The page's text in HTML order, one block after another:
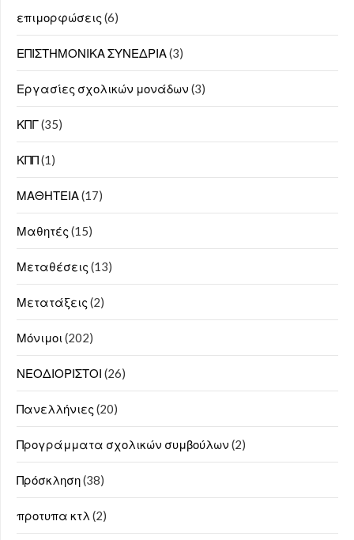
επιμορφώσεις (6)
ΕΠΙΣΤΗΜΟΝΙΚΑ ΣΥΝΕΔΡΙΑ(3)
Εργασίες σχολικών μονάδων (3)
ΚΠΓ(35)
ΚΠΠ(1)
ΜΑΘΗΤΕΙΑ(17)
Μαθητές (15)
Μεταθέσεις (13)
Μετατάξεις (2)
Μόνιμοι (202)
ΝΕΟΔΙΟΡΙΣΤΟΙ (26)
Πανελλήνιες (20)
Προγράμματα σχολικών συμβούλων (2)
Πρόσκληση(38)
προτυπα κτλ (2)